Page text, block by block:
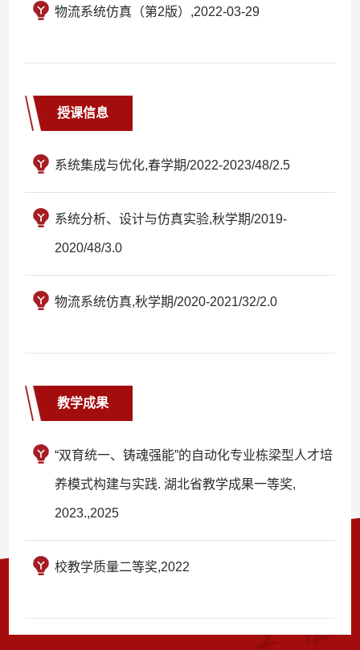
物流系统仿真（第2版）,2022-03-29
授课信息
系统集成与优化,春学期/2022-2023/48/2.5
系统分析、设计与仿真实验,秋学期/2019-
2020/48/3.0
物流系统仿真,秋学期/2020-2021/32/2.0
教学成果
“双育统一、铸魂强能”的自动化专业栋梁型人才培
养模式构建与实践. 湖北省教学成果一等奖,
2023.,2025
校教学质量二等奖,2022